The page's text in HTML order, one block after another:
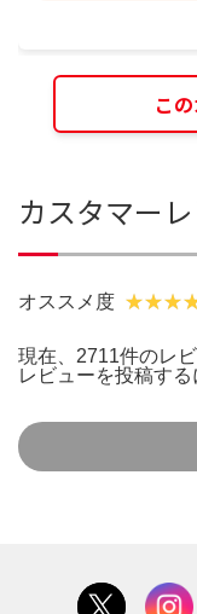
こ
カスタマー
オススメ度
現在、2711件のレ
レビューを投稿する